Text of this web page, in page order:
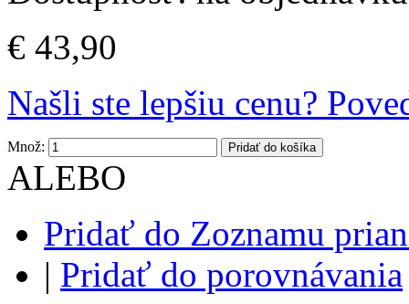
€ 43,90
Našli ste lepšiu cenu?
Množ: Pridať do košíka
ALEBO
Pridať do Zoznamu
| Pridať do porovnávania